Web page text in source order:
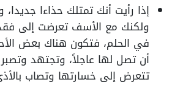
إذا رأيت أنك تمتلك حذاءا
ولكنك مع الأسف تعرضت إلى
في الحلم، فتكون هناك بعض
أن تصل لها عاجلاً، وتجتهد
تتعرض إلى خسارتها وتصاب